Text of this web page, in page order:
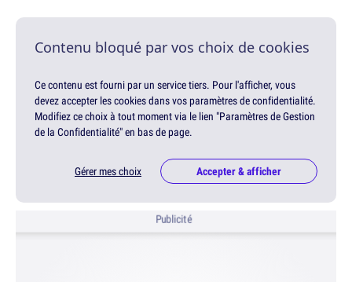
Contenu bloqué par vos choix de cookies
Ce contenu est fourni par un service tiers. Pour l'afficher, vous
devez accepter les cookies dans vos paramètres de confidentialité.
Modifiez ce choix à tout moment via le lien "Paramètres de Gestion
de la Confidentialité" en bas de page.
Gérer mes choix Accepter & afficher
Publicité